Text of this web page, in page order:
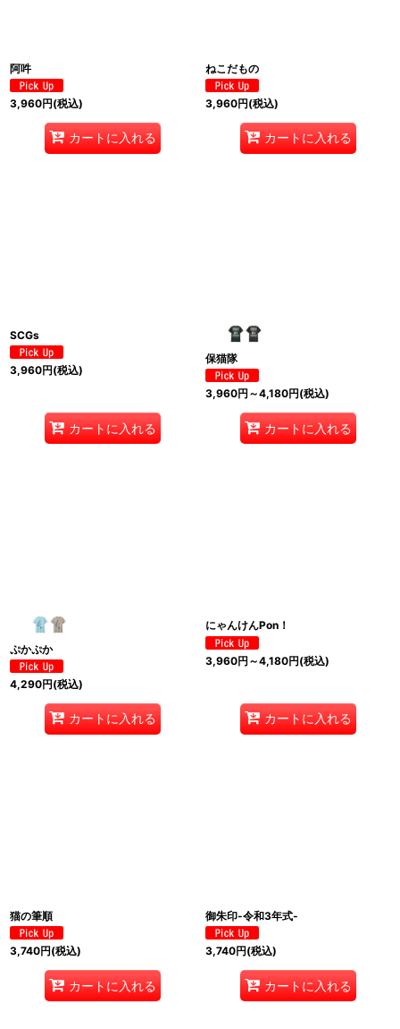
阿吽
3,960円(税込)
カートに入れる
ねこだもの
3,960円(税込)
カートに入れる
SCGs
3,960円(税込)
カートに入れる
保猫隊
3,960円 ～4,180円(税込)
カートに入れる
ぷかぷか
4,290円(税込)
カートに入れる
にゃんけんPon！
3,960円 ～4,180円(税込)
カートに入れる
猫の筆順
3,740円(税込)
カートに入れる
御朱印-令和3年式-
3,740円(税込)
カートに入れる